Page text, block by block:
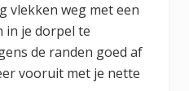
vlekken weg met een
in je dorpel te
de randen goed af
vooruit met je nette